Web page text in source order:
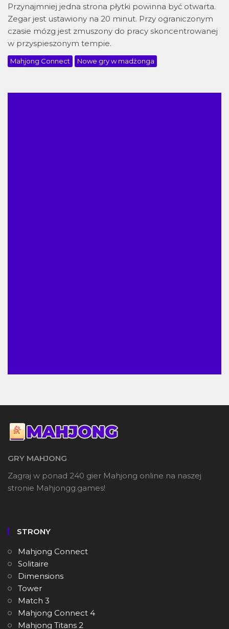
Przynajmniej jedna strona płytki powinna być otwarta.
Zegar jest ustawiony na 20 minut. Przy ograniczonym
czasie mózg jest zmuszony do pracy skoncentrowanej
w przyspieszonym tempie.
Mahjong Connect Nowe gry w madżonga
GRY MAHJONG
Zagraj w ponad 240 gier Mahjong online na naszej
stronie Mahjongg.games!
STRONY
Mahjong Connect
Solitaire
Dimensions
Tower
Match 3
Mahjong Connect 4
Mahjong Titans 2